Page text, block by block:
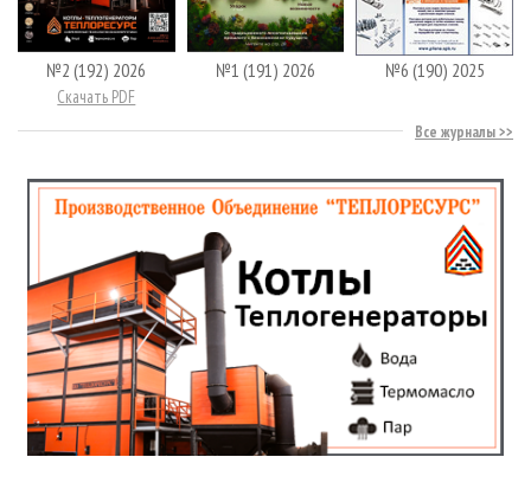
№2 (192) 2026
Скачать PDF
№1 (191) 2026 №6 (190) 2025
Все журналы